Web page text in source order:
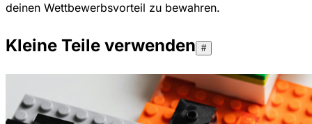
deinen Wettbewerbsvorteil zu bewahren.
Kleine Teile verwenden #